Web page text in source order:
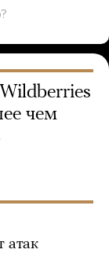
чем
атак